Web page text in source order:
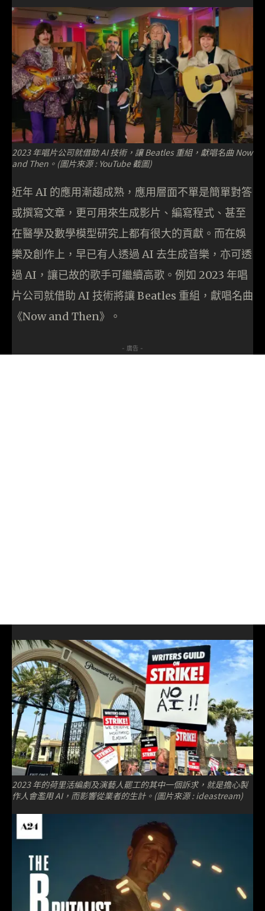
2023 年唱片公司就借助 AI 技術，讓 Beatles 重組，獻唱名曲 Now
and Then。(圖片來源 : YouTube 截圖)
近年 AI 的應用漸趨成熟，應用層面不單是簡單對答
或撰寫文章，更可用來生成影片、編寫程式、甚至
在醫學及數學模型研究上都有很大的貢獻。而在娛
樂及創作上，早已有人透過 AI 去生成音樂，亦可透
過 AI，讓已故的歌手可繼續高歌。例如 2023 年唱
片公司就借助 AI 技術將讓 Beatles 重組，獻唱名曲
《Now and Then》。
- 廣告 -
2023 年的荷里活編劇及演藝人罷工的其中一個訴求，就是擔心製
作人會濫用 AI，而影響從業者的生計。(圖片來源 : ideastream)